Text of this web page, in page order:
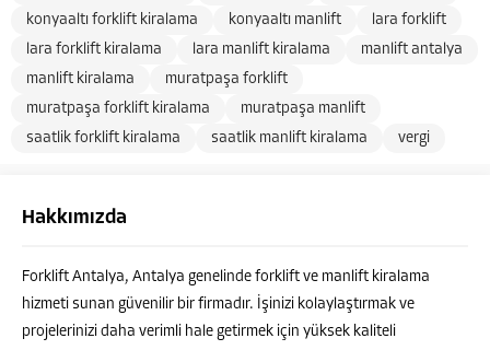
konyaaltı forklift kiralama
konyaaltı manlift
lara forklift
lara forklift kiralama
lara manlift kiralama
manlift antalya
manlift kiralama
muratpaşa forklift
muratpaşa forklift kiralama
muratpaşa manlift
saatlik forklift kiralama
saatlik manlift kiralama vergi
Hakkımızda
Forklift Antalya, Antalya genelinde forklift ve manlift kiralama
hizmeti sunan güvenilir bir firmadır. İşinizi kolaylaştırmak ve
projelerinizi daha verimli hale getirmek için yüksek kaliteli